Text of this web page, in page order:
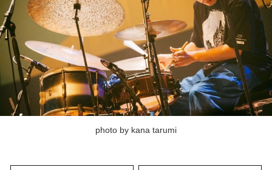
photo by kana tarumi